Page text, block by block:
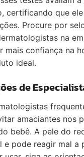
certificando que
Procure por
na
mais confiança na
ideal.
de
amaciantes nos
bebê. A pele do
e pode reagir mal a